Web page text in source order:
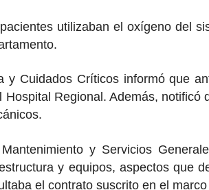
utilizaban el oxígeno del
Cuidados Críticos informó que
Regional. Además,
y Servicios
y equipos, aspectos que
el contrato suscrito en el